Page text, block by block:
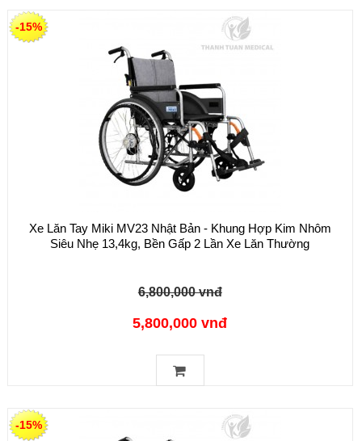
Xe Lăn Tay Miki MV23 Nhật Bản - Khung Hợp Kim Nhôm
Siêu Nhẹ 13,4kg, Bền Gấp 2 Lần Xe Lăn Thường
6,800,000 vnđ
5,800,000 vnđ
-15%
-15%